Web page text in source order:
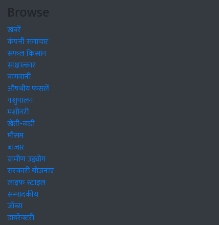
Browse
खबरें
कंपनी समाचार
सफल किसान
साक्षात्कार
बागवानी
औषधीय फसलें
पशुपालन
मशीनरी
खेती-बाड़ी
मौसम
बाजार
ग्रामीण उद्द्योग
सरकारी योजनाएं
लाइफ स्टाइल
सम्पादकीय
जॉब्स
डायरेक्टरी